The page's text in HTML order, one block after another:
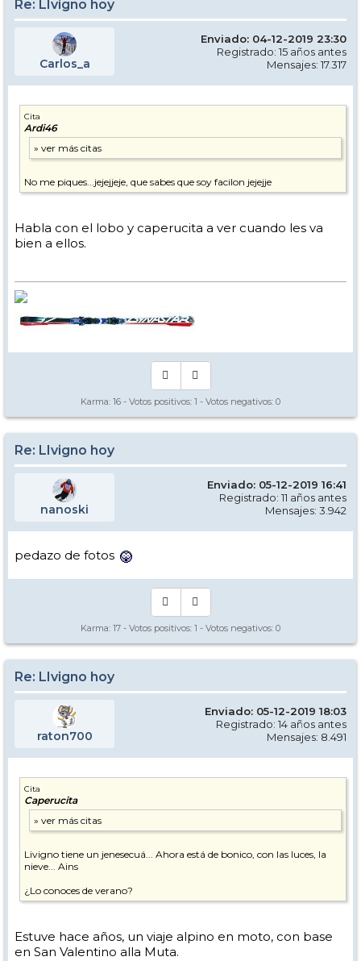
Re: LIvigno hoy
Carlos_a
Enviado: 04-12-2019 23:30
Registrado: 15 años antes
Mensajes: 17.317
Cita
Ardi46
No me piques...jejejjeje, que sabes que soy facilon jejejje
Habla con el lobo y caperucita a ver cuando les va
bien a ellos.
Karma: 16 - Votos positivos: 1 - Votos negativos: 0
Re: LIvigno hoy
nanoski
Enviado: 05-12-2019 16:41
Registrado: 11 años antes
Mensajes: 3.942
pedazo de fotos
Karma: 17 - Votos positivos: 1 - Votos negativos: 0
Re: LIvigno hoy
raton700
Enviado: 05-12-2019 18:03
Registrado: 14 años antes
Mensajes: 8.491
Cita
Caperucita
Livigno tiene un jenesecuá... Ahora está de bonico, con las luces, la
nieve... Ains
¿Lo conoces de verano?
Estuve hace años, un viaje alpino en moto, con base
en San Valentino alla Muta.